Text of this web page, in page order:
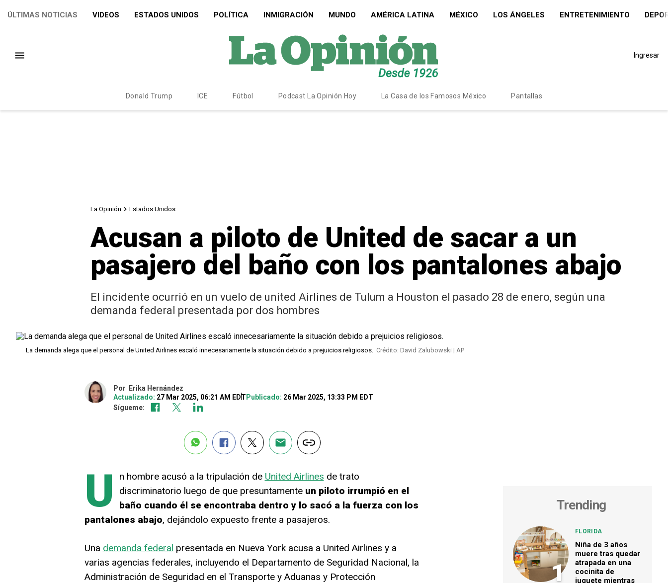
ÚLTIMAS NOTICIAS VIDEOS ESTADOS UNIDOS POLÍTICA INMIGRACIÓN MUNDO AMÉRICA LATINA MÉXICO LOS ÁNGELES ENTRETENIMIENTO
Ingresar
Donald Trump ICE Fútbol Podcast La Opinión Hoy La Casa de los Famosos México Pantallas
La Opinión Estados Unidos
Acusan a piloto de United de sacar a un
pasajero del baño con los pantalones abajo
El incidente ocurrió en un vuelo de united Airlines de Tulum a Houston el pasado 28 de enero, según una
demanda federal presentada por dos hombres
La demanda alega que el personal de United Airlines escaló innecesariamente la situación debido a prejuicios religiosos. Crédito: David Zalubowski | AP
Por
Erika Hernández
Actualizado: 27 Mar 2025, 06:21 AM EDT Publicado: 26 Mar 2025, 13:33 PM EDT
Sígueme:
U n hombre acusó a la tripulación de United Airlines de trato
discriminatorio luego de que presuntamente un piloto irrumpió en el
baño cuando él se encontraba dentro y lo sacó a la fuerza con los
pantalones abajo, dejándolo expuesto frente a pasajeros.
Una demanda federal presentada en Nueva York acusa a United Airlines y a
varias agencias federales, incluyendo el Departamento de Seguridad Nacional, la
Administración de Seguridad en el Transporte y Aduanas y Protección
Trending
1
FLORIDA
Niña de 3 años
muere tras quedar
atrapada en una
cocinita de
juguete mientras